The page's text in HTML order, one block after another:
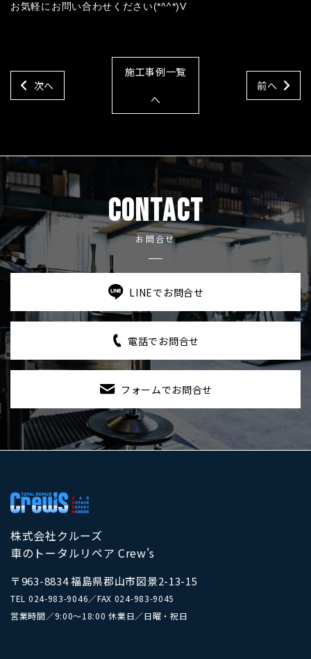
お気軽にお問い合わせください(*^^*)V
次へ
施工事例一覧
へ
前へ
CONTACT
お問合せ
LINEでお問合せ
電話でお問合せ
フォームでお問合せ
株式会社クルーズ
車のトータルリペア Crew's
〒963-8834 福島県郡山市図景2-13-15
TEL 024-983-9046／FAX 024-983-9045
営業時間／9:00～18:00 休業日／日曜・祝日